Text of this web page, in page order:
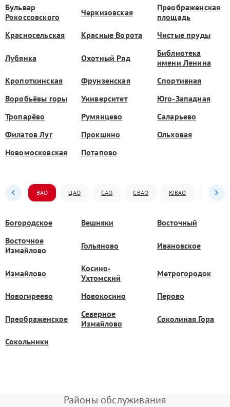
Бульвар
Рокоссовского
Черкизовская
Преображенская
площадь
Красносельская
Красные Ворота Чистые пруды
Лубянка Охотный Ряд
Библиотека
имени Ленина
Кропоткинская
Фрунзенская
Спортивная
Воробьёвы горы
Университет
Юго-Западная
Тропарёво
Румянцево
Саларьево
Филатов Луг
Прокшино
Ольховая
Новомосковская
Потапово
ВАО ЦАО САО СВАО ЮВАО ЮАО
Богородское Вешняки
Восточный
Восточное
Измайлово
Гольяново Ивановское
Измайлово
Косино-
Ухтомский
Метрогородок
Новогиреево Новокосино Перово
Преображенское
Северное
Измайлово
Соколиная Гора
Сокольники
Районы обслуживания